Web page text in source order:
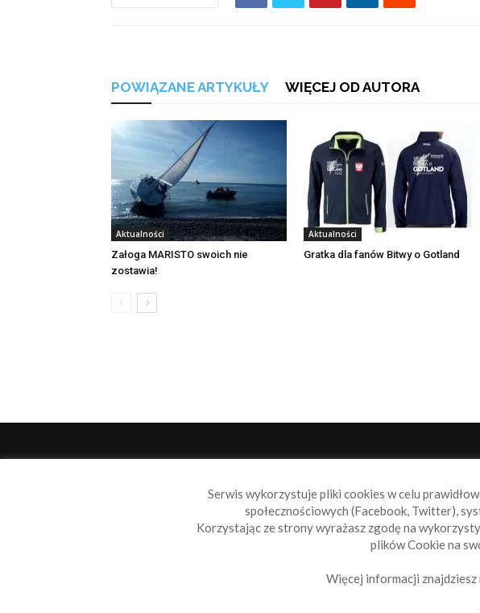
POWIĄZANE ARTYKUŁY WIĘCEJ OD AUTORA
Aktualności
Załoga MARISTO swoich nie
zostawia!
Aktualności
Gratka dla fanów Bitwy o Gotland
Sailbook.pl to miejsce dla
wiadomości ze świata
nie tylko.
Skontaktuj się z nami:
Serwis wykorzystuje pliki cookies w celu
społecznościowych (Facebook, Twitter),
Korzystając ze strony wyrażasz zgodę na
plików Cookie na
Więcej informacji znajdziesz